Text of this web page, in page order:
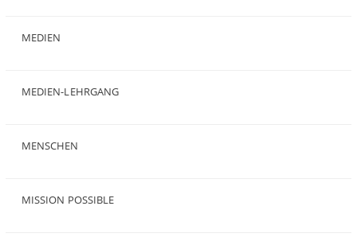
MEDIEN
MEDIEN-LEHRGANG
MENSCHEN
MISSION POSSIBLE